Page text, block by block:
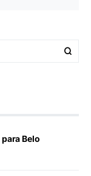
Belo